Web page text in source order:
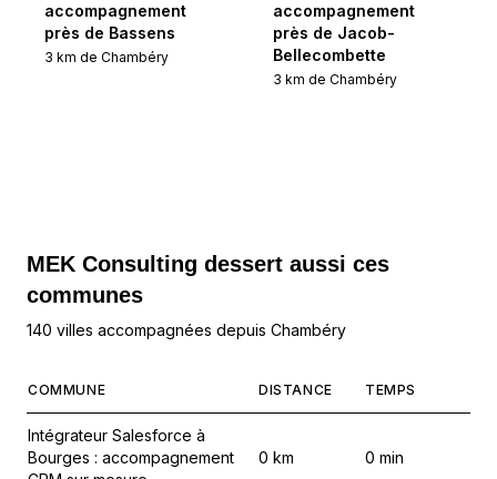
accompagnement
près de Bassens
3 km de Chambéry
accompagnement
près de Jacob-
Bellecombette
3 km de Chambéry
MEK Consulting dessert aussi ces
communes
140 villes accompagnées depuis Chambéry
COMMUNE DISTANCE TEMPS
Intégrateur Salesforce à
Bourges : accompagnement
0 km 0 min